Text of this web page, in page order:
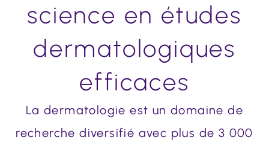
science en études
dermatologiques
efficaces
La dermatologie est un domaine de
recherche diversifié avec plus de 3 000